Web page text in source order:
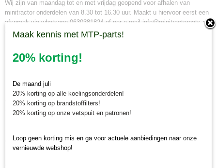
Wij zijn van maandag tot en met vrijdag geopend voor afhalen van
minitractor onderdelen van 8.30 tot 16.30 uur. Maakt u hiervoor eerst een
afspraak via whatsapp 0630381824 of per e-mail info@minitractorpats.nl,
dan zijn wij u graag van dienst.
Minitractorparts.nl, uw leverancier voor
Minitractorparts heeft een groot assortiment onderdelen op het gebied van
minitractoren, miditractoren, compacttractoren en aanbouwwerktuigen. Wij
verkopen deze onderdelen met als specialisme de Japanse
minitractormerken Yanmar, Iseki, Kubota en Shibaura.
onze hydrauliek olie voor uw hydrauliek en transmissie.
vetten assortiment.
Maak kennis met MTP-parts!
20% korting!
De maand juli
20% korting op alle koelingsonderdelen!
20% korting op brandstoffilters!
20% korting op onze vetspuit en patronen!
Loop geen korting mis en ga voor actuele aanbiedingen naar onze
vernieuwde webshop!